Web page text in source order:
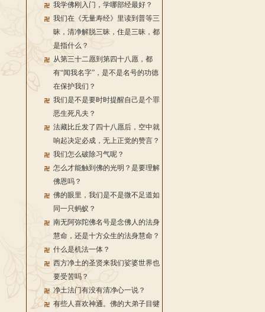
我学佛刚入门，学哪部经最好？
我们在《无量寿经》里读到普等三
昧，清净解脱三昧，住是三昧，都
是指什么？
从第三十二愿到第四十八愿，都
有“闻我名字”，是不是名号的功德
在保护我们？
我们是不是要时时提醒自己是个罪
恶生死凡夫？
法藏比丘发了四十八愿后，空中就
响起决定必成，无上正觉的赞言？
我们怎么破除习气呢？
怎么才能触到佛的光明？是要理解
佛恩吗？
佛的眼里，我们是不是微不足道如
同一只蚂蚁？
南无阿弥陀佛名号是念佛人的法身
慧命，还是十方众生的法身慧命？
什么是机法一体？
西方净土的圣贤来我们娑婆世界也
要受苦吗？
净土法门有没有清净心一说？
有些人喜欢神通。佛的大弟子目犍